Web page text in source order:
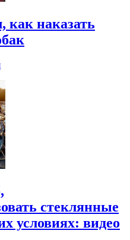
как наказать
стеклянные
условиях: видео